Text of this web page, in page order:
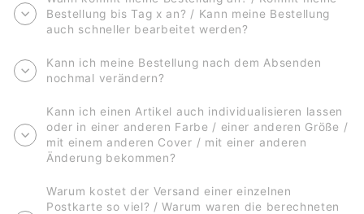
Bestellung bis Tag x an? / Kann meine Bestellung
auch schneller bearbeitet werden?
Kann ich meine Bestellung nach dem Absenden
nochmal verändern?
Kann ich einen Artikel auch individualisieren lassen
oder in einer anderen Farbe / einer anderen Größe /
mit einem anderen Cover / mit einer anderen
Änderung bekommen?
Warum kostet der Versand einer einzelnen
Postkarte so viel? / Warum waren die berechneten